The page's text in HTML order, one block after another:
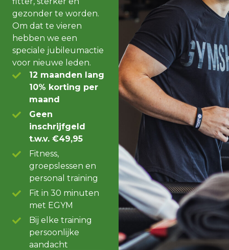
gezonder te worden.
Om dat te vieren
hebben we een
speciale jubileumactie
voor nieuwe leden.
12 maanden lang
10% korting per
maand
Geen
inschrijfgeld
t.w.v. €49,95
Fitness,
groepslessen en
personal training
Fit in 30 minuten
met EGYM
Bij elke training
persoonlijke
aandacht